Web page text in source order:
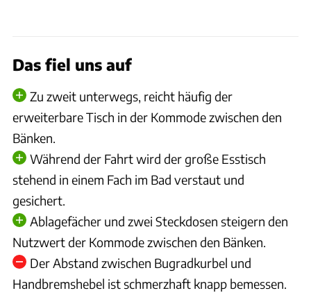
Das fiel uns auf
Zu zweit unterwegs, reicht häufig der
erweiterbare Tisch in der Kommode zwischen den
Bänken.
Während der Fahrt wird der große Esstisch
stehend in einem Fach im Bad verstaut und
gesichert.
Ablagefächer und zwei Steckdosen steigern den
Nutzwert der Kommode zwischen den Bänken.
Der Abstand zwischen Bugradkurbel und
Handbremshebel ist schmerzhaft knapp bemessen.